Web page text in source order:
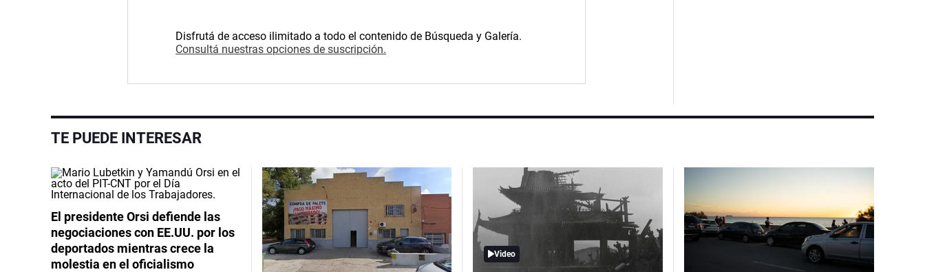
Disfrutá de acceso ilimitado a todo el contenido de Búsqueda y Galería.
Consultá nuestras opciones de suscripción.
TE PUEDE INTERESAR
El presidente Orsi defiende las
negociaciones con EE.UU. por los
deportados mientras crece la
molestia en el oficialismo
Video